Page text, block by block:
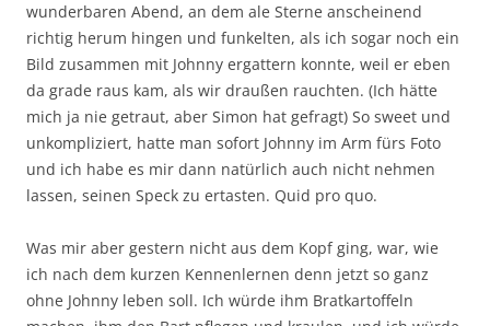
wunderbaren Abend, an dem ale Sterne anscheinend
richtig herum hingen und funkelten, als ich sogar noch ein
Bild zusammen mit Johnny ergattern konnte, weil er eben
da grade raus kam, als wir draußen rauchten. (Ich hätte
mich ja nie getraut, aber Simon hat gefragt) So sweet und
unkompliziert, hatte man sofort Johnny im Arm fürs Foto
und ich habe es mir dann natürlich auch nicht nehmen
lassen, seinen Speck zu ertasten. Quid pro quo.
Was mir aber gestern nicht aus dem Kopf ging, war, wie
ich nach dem kurzen Kennenlernen denn jetzt so ganz
ohne Johnny leben soll. Ich würde ihm Bratkartoffeln